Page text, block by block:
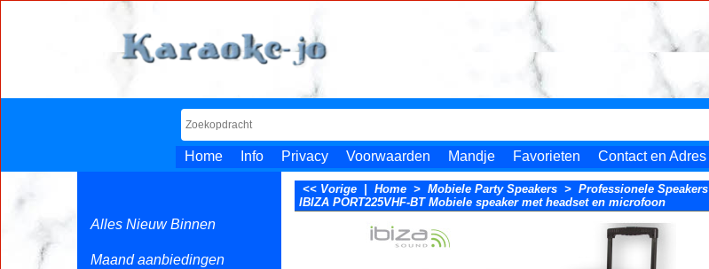
Home Info Privacy Voorwaarden Mandje Favorieten Contact en Adres
Alles Nieuw Binnen
Maand aanbiedingen
<< Vorige Home > Mobiele Party Speakers > Professionele Speakers
IBIZA PORT225VHF-BT Mobiele speaker met headset en microfoon